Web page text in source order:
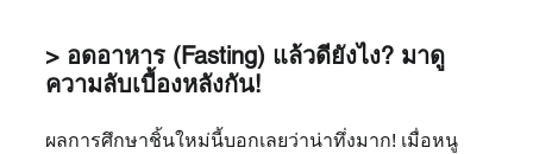
> อดอาหาร (Fasting) แล้วดียังไง? มาดู
ความลับเบื้องหลังกัน!
ผลการศึกษาชิ้นใหม่นี้บอกเลยว่าน่าทึ่งมาก! เมื่อหนู